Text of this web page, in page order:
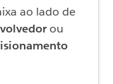
ao lado de
ou